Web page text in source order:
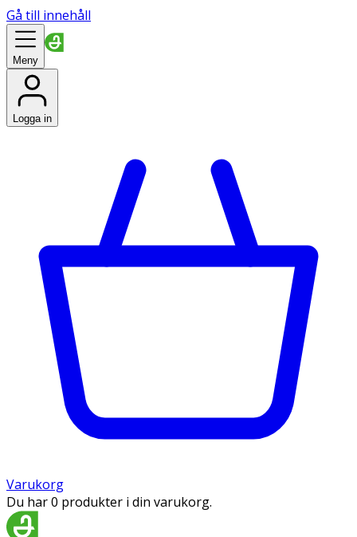
Gå till innehåll
Meny
Logga in
Varukorg
Du har 0 produkter i din varukorg.